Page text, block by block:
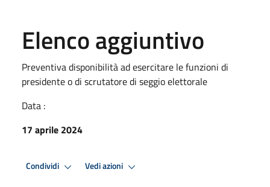
Elenco aggiuntivo
Preventiva disponibilità ad esercitare le funzioni di
presidente o di scrutatore di seggio elettorale
Data :
17 aprile 2024
Condividi Vedi azioni